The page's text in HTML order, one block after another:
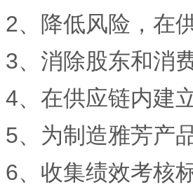
2、降低风险，在
3、消除股东和消
4、在供应链内建
5、为制造雅芳产
6、收集绩效考核